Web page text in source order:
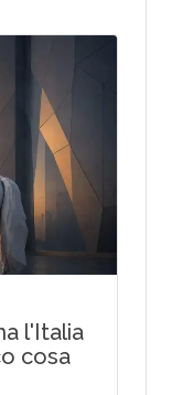
l'Italia
cosa